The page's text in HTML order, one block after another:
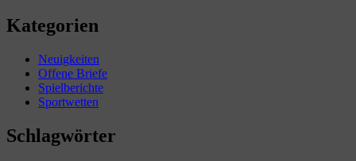
Kategorien
Neuigkeiten
Offene Briefe
Spielberichte
Sportwetten
Schlagwörter